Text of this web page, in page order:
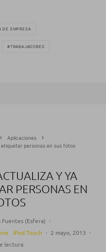
DE EMPRESA
TRABAJADORES
Aplicaciones
personas en sus fotos
Y YA
PERSONAS EN
Fuentes (Esfera) ·
iPod Touch · 2 mayo, 2013 ·
lectura